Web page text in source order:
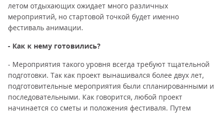
летом отдыхающих ожидает много различных
мероприятий, но стартовой точкой будет именно
фестиваль анимации.
- Как к нему готовились?
- Мероприятия такого уровня всегда требуют тщательной
подготовки. Так как проект вынашивался более двух лет,
подготовительные мероприятия были спланированными и
последовательными. Как говорится, любой проект
начинается со сметы и положения фестиваля. Путем